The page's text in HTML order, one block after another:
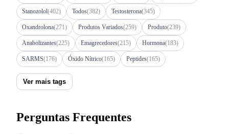
Stanozolol(402) Todos(382) Testosterona(345)
Oxandrolona(271) Produtos Variados(259) Produto(239)
Anabolizantes(225) Emagrecedores(215) Hormona(183)
SARMS(176) Óxido Nítrico(165) Peptides(165)
Ver mais tags
Perguntas Frequentes